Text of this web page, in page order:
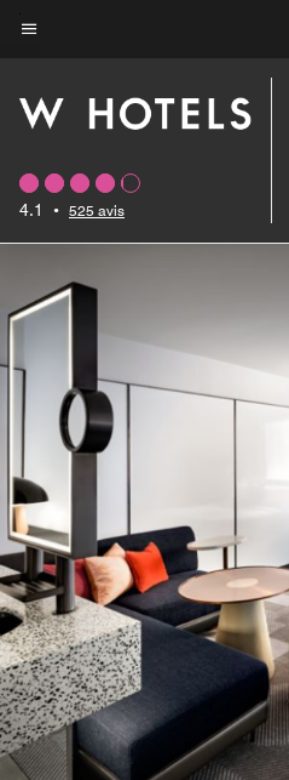
Skip
content
4.1 • 525 avis